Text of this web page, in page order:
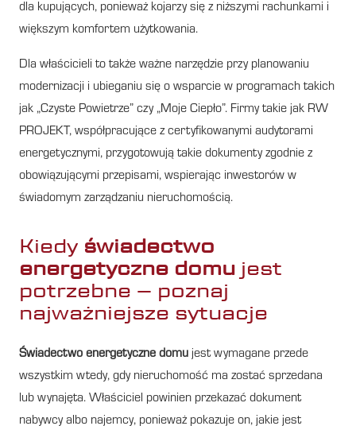
dla kupujących, ponieważ kojarzy się z niższymi rachunkami i
większym komfortem użytkowania.
Dla właścicieli to także ważne narzędzie przy planowaniu
modernizacji i ubieganiu się o wsparcie w programach takich
jak „Czyste Powietrze” czy „Moje Ciepło”. Firmy takie jak RW
PROJEKT, współpracujące z certyfikowanymi audytorami
energetycznymi, przygotowują takie dokumenty zgodnie z
obowiązującymi przepisami, wspierając inwestorów w
świadomym zarządzaniu nieruchomością.
Kiedy świadectwo
energetyczne domu jest
potrzebne – poznaj
najważniejsze sytuacje
Świadectwo energetyczne domu jest wymagane przede
wszystkim wtedy, gdy nieruchomość ma zostać sprzedana
lub wynajęta. Właściciel powinien przekazać dokument
nabywcy albo najemcy, ponieważ pokazuje on, jakie jest